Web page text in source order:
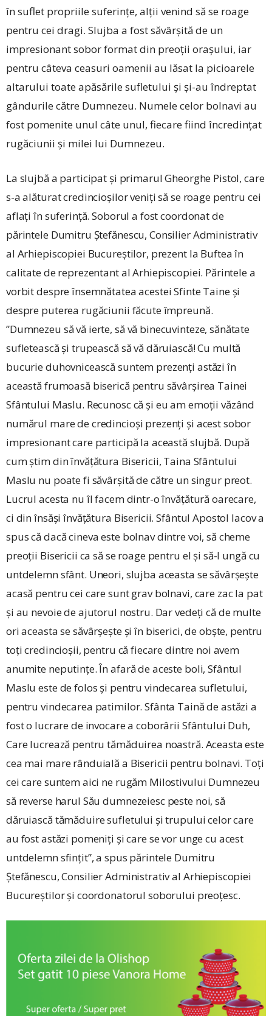
în suflet propriile suferințe, alții venind să se roage
pentru cei dragi. Slujba a fost săvârșită de un
impresionant sobor format din preoții orașului, iar
pentru câteva ceasuri oamenii au lăsat la picioarele
altarului toate apăsările sufletului și și-au îndreptat
gândurile către Dumnezeu. Numele celor bolnavi au
fost pomenite unul câte unul, fiecare fiind încredințat
rugăciunii și milei lui Dumnezeu.
La slujbă a participat și primarul ­Gheorghe Pistol, care
s-a alăturat credincioșilor veniți să se roage pentru cei
aflați în suferință. Soborul a fost coordonat de
părintele Dumitru Ștefănescu, Consilier Administrativ
al Arhiepiscopiei Bucureștilor, prezent la Buftea în
calitate de reprezentant al Arhiepiscopiei. Părintele a
vorbit despre însemnătatea acestei Sfinte Taine și
despre puterea rugăciunii făcute împreună.
”Dumnezeu să vă ierte, să vă binecuvinteze, sănătate
sufletească și trupească să vă dăruiască! Cu multă
bucurie duhovnicească suntem prezenți astăzi în
această frumoasă biserică pentru săvârșirea Tainei
Sfântului Maslu. Recunosc că și eu am emoții văzând
numărul mare de credincioși prezenți și acest sobor
impresionant care participă la această slujbă. După
cum știm din învățătura Bisericii, Taina Sfântului
Maslu nu poate fi săvârșită de către un singur preot.
Lucrul acesta nu îl facem dintr-o învățătură oarecare,
ci din însăși învățătura Bisericii. Sfântul Apostol Iacov a
spus că dacă cineva este bolnav dintre voi, să cheme
preoții Bisericii ca să se roage pentru el și să-l ungă cu
untdelemn sfânt. Uneori, slujba aceasta se săvârșește
acasă pentru cei care sunt grav bolnavi, care zac la pat
și au nevoie de ajutorul nostru. Dar vedeți că de multe
ori aceasta se săvârșește și în biserici, de obște, pentru
toți credincioșii, pentru că fiecare dintre noi avem
anumite neputințe. În afară de aceste boli, Sfântul
Maslu este de folos și pentru vindecarea sufletului,
pentru vindecarea patimilor. Sfânta Taină de astăzi a
fost o lucrare de invocare a coborârii Sfântului Duh,
Care lucrează pentru tămăduirea noastră. Aceasta este
cea mai mare rânduială a Bisericii pentru bolnavi. Toți
cei care suntem aici ne rugăm Milostivului Dumnezeu
să reverse harul Său dumnezeiesc peste noi, să
dăruiască tămăduire sufletului și trupului celor care
au fost astăzi pomeniți și care se vor unge cu acest
untdelemn sfințit”, a spus părintele Dumitru
Ștefănescu, Consilier Administrativ al Arhiepiscopiei
Bucureștilor și coordonatorul soborului preoțesc.